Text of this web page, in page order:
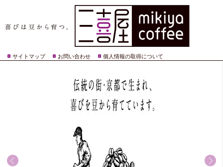
サイトマップ お問い合わせ 個人情報の取得について